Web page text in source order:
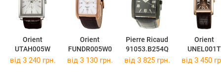
Orient
UTAH005W
Orient
FUNDR005W0
Pierre Ricaud
91053.B254Q
Orient
UNEL001T
від 3 240 грн. від 3 130 грн. від 3 825 грн. від 3 450